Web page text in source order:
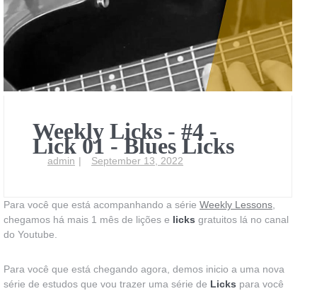
Weekly Licks - #4 -
Lick 01 - Blues Licks
admin September 13, 2022
Para você que está acompanhando a série Weekly Lessons
chegamos há mais 1 mês de lições e licks gratuitos lá no canal
do Youtube.
Para você que está chegando agora, demos inicio a uma nova
série de estudos que vou trazer uma série de Licks para você